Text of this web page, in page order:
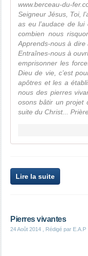
www.berceau-du-
Seigneur Jésus, Toi,
as eu l’audace de
combien nous
Apprends-nous à
Entraînes-nous à
emprisonner les
Dieu de vie, c’est
apôtres et les a
nous des pierres
osons bâtir un projet
suite du Christ...
Lire la suite
Pierres vivantes
24 Août 2014 , Rédigé par E.A.P